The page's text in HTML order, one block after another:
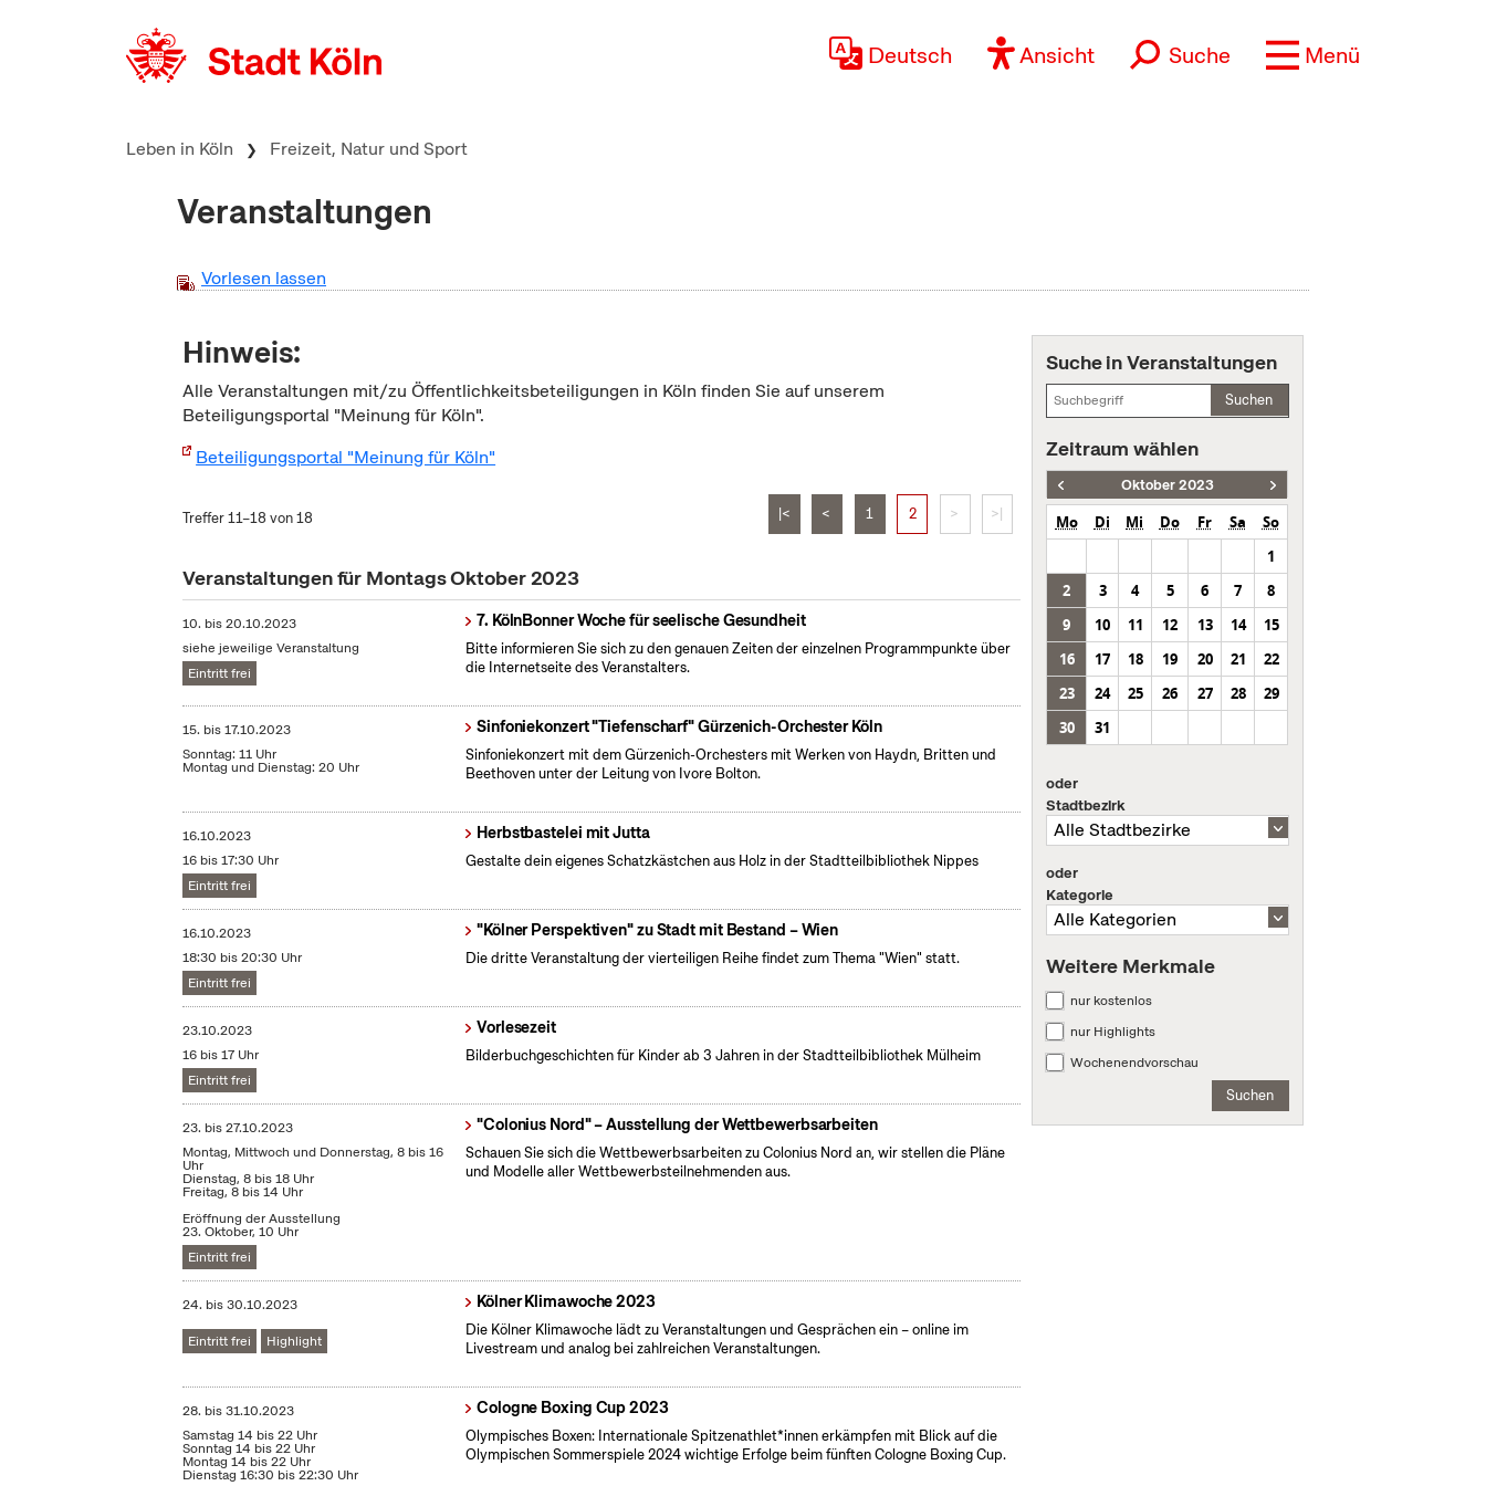
Deutsch Ansicht Suche Menü
Leben in Köln Freizeit, Natur und Sport
Veranstaltungen
Vorlesen lassen
Hinweis:
Alle Veranstaltungen mit/zu Öffentlichkeitsbeteiligungen in Köln finden Sie auf unserem
Beteiligungsportal "Meinung für Köln".
Beteiligungsportal "Meinung für Köln"
Treffer 11–18 von 18 |< < 1 2 > >|
Veranstaltungen für Montags Oktober 2023
10. bis20.10.2023
siehe jeweilige Veranstaltung
Eintritt frei
7. KölnBonner Woche für seelische Gesundheit
Bitte informieren Sie sich zu den genauen Zeiten der einzelnen Programmpunkte über
die Internetseite des Veranstalters.
15. bis17.10.2023
Sonntag: 11 Uhr
Montag und Dienstag: 20 Uhr
Sinfoniekonzert "Tiefenscharf" Gürzenich-Orchester Köln
Sinfoniekonzert mit dem Gürzenich-Orchesters mit Werken von Haydn, Britten und
Beethoven unter der Leitung von Ivore Bolton.
16.10.2023
16 bis 17:30 Uhr
Eintritt frei
Herbstbastelei mit Jutta
Gestalte dein eigenes Schatzkästchen aus Holz in der Stadtteilbibliothek Nippes
16.10.2023
18:30 bis 20:30 Uhr
Eintritt frei
"Kölner Perspektiven" zu Stadt mit Bestand – Wien
Die dritte Veranstaltung der vierteiligen Reihe findet zum Thema "Wien" statt.
23.10.2023
16 bis 17 Uhr
Eintritt frei
Vorlesezeit
Bilderbuchgeschichten für Kinder ab 3 Jahren in der Stadtteilbibliothek Mülheim
23. bis27.10.2023
Montag, Mittwoch und Donnerstag, 8 bis 16
Uhr
Dienstag, 8 bis 18 Uhr
Freitag, 8 bis 14 Uhr
Eröffnung der Ausstellung
23. Oktober, 10 Uhr
Eintritt frei
"Colonius Nord" – Ausstellung der Wettbewerbsarbeiten
Schauen Sie sich die Wettbewerbsarbeiten zu Colonius Nord an, wir stellen die Pläne
und Modelle aller Wettbewerbsteilnehmenden aus.
24. bis30.10.2023
Eintritt frei Highlight
Kölner Klimawoche 2023
Die Kölner Klimawoche lädt zu Veranstaltungen und Gesprächen ein – online im
Livestream und analog bei zahlreichen Veranstaltungen.
28. bis31.10.2023
Samstag 14 bis 22 Uhr
Sonntag 14 bis 22 Uhr
Montag 14 bis 22 Uhr
Dienstag 16:30 bis 22:30 Uhr
Cologne Boxing Cup 2023
Olympisches Boxen: Internationale Spitzenathlet*innen erkämpfen mit Blick auf die
Olympischen Sommerspiele 2024 wichtige Erfolge beim fünften Cologne Boxing Cup.
Suche in Veranstaltungen
Suchen
Zeitraum wählen
Oktober 2023
Mo Di Mi Do Fr Sa
So
1
2
3 4 5 6 7
8
9
10 11 12 13 14
15
16
17 18 19 20 21
22
23
24 25 26 27 28
29
30
31
oder
Stadtbezirk
oder
Kategorie
Weitere Merkmale
nur kostenlos
nur Highlights
Wochenendvorschau
Suchen